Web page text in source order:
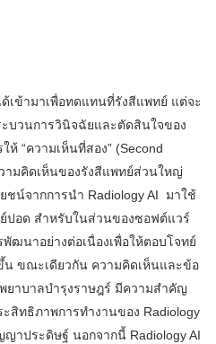
เข้ามาเพื่อทดแทนที่รังสีแพทย์ แต่จะ
บวนการวินิจฉัยและตัดสินใจของ
“ความเห็นที่สอง” (Second
ามคิดเห็นของรังสีแพทย์ส่วนใหญ่
ชน์จากการนำ Radiology AI มาใช้
ย์ปอด สำหรับในส่วนของซอฟต์แวร์
ฒนาอย่างต่อเนื่องเพื่อให้ตอบโจทย์
ขณะเดียวกัน ความคิดเห็นและข้อ
ยาบาลบำรุงราษฎร์ มีความสำคัญ
สิทธิภาพการทำงานของ Radiology
ประดิษฐ์ นอกจากนี้ Radiology AI